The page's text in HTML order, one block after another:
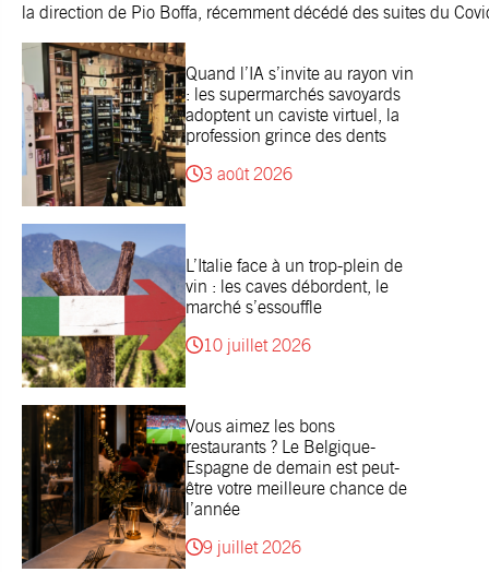
la direction de Pio Boffa, récemment décédé des suites du
Quand l’IA s’invite au rayon vin
: les supermarchés savoyards
adoptent un caviste virtuel, la
profession grince des dents
3 août 2026
L’Italie face à un trop-plein de
vin : les caves débordent, le
marché s’essouffle
10 juillet 2026
Vous aimez les bons
restaurants ? Le Belgique-
Espagne de demain est peut-
être votre meilleure chance de
l’année
9 juillet 2026